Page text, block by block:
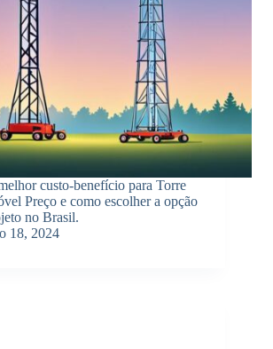
custo-benefício para Torre
Preço e como escolher a opção
no Brasil.
18, 2024